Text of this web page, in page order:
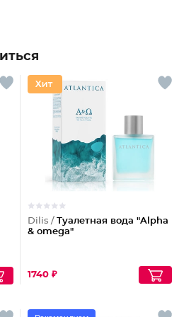
Dilis /
Туалетная вода "Alpha
& omega"
1740 ₽